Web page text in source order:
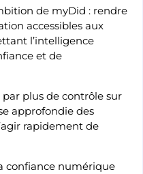
de myDid : rendre
accessibles aux
l’intelligence
et de
plus de contrôle sur
approfondie des
rapidement de
confiance numérique